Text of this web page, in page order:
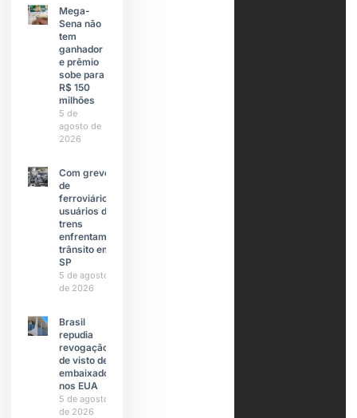
Mega-
Sena não
tem
ganhador
e prêmio
sobe para
R$ 150
milhões
5 de
agosto de
2026
Com greve
de
ferroviários,
usuários de
trens
enfrentam
trânsito em
SP
5 de agosto
de 2026
Brasil
repudia
revogação
de visto de
embaixadora
nos EUA
5 de agosto
de 2026